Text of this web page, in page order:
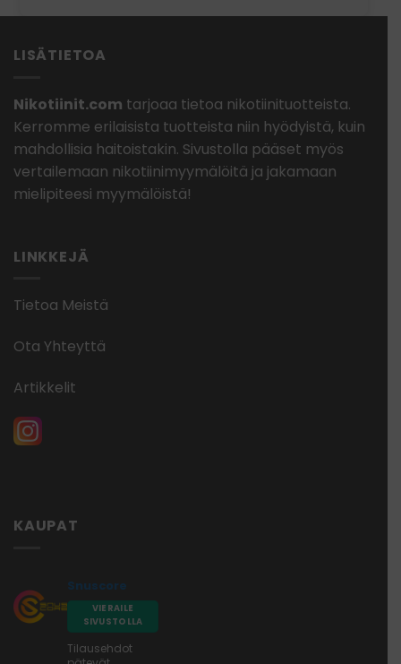
LISÄTIETOA
Nikotiinit.com tarjoaa tietoa nikotiinituotteista.
Kerromme erilaisista tuotteista niin hyödyistä, kuin
mahdollisia haitoistakin. Sivustolla pääset myös
vertailemaan nikotiinimyymälöitä ja jakamaan
mielipiteesi myymälöistä!
LINKKEJÄ
Tietoa Meistä
Ota Yhteyttä
Artikkelit
KAUPAT
Snuscore
VIERAILE
SIVUSTOLLA
Tilausehdot